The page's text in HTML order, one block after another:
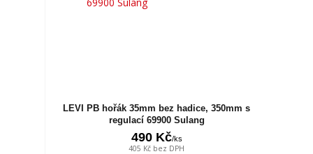
LEVI PB hořák 35mm bez hadice, 350mm s
regulací 69900 Sulang
490 Kč/ks
405 Kč bez DPH